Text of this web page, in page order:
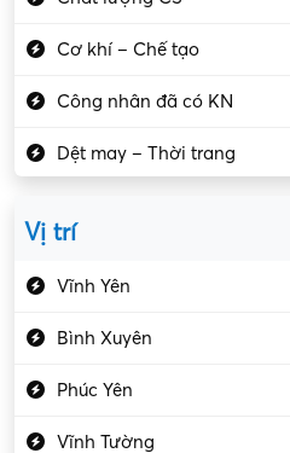
Cơ khí – Chế tạo
Công nhân đã có KN
Dệt may – Thời trang
Vị trí
Vĩnh Yên
Bình Xuyên
Phúc Yên
Vĩnh Tường